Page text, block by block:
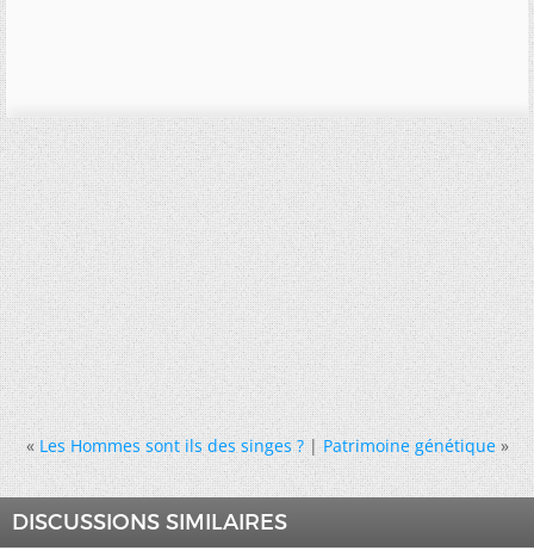
« Les Hommes sont ils des singes ?|Patrimoine génétique »
DISCUSSIONS SIMILAIRES